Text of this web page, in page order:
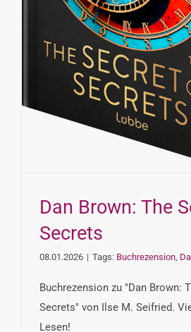
Dan Brown: The
Secrets
08.01.2026 | Tags: Buchrezension
Buchrezension zu "Dan Brown:
Secrets" von Ilse M. Seifried.
Lesen!